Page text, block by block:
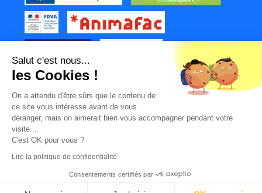
Tous nos partenaires
Mur des contributeurs
© LabFilms |
Salut c'est nous...
les Cookies !
On a attendu d'être sûrs que le contenu de
ce site vous intéresse avant de vous
déranger, mais on aimerait bien vous accompagner pendant votre
visite...
C'est OK pour vous ?
Lire la politique de confidentialité
Consentements certifiés par